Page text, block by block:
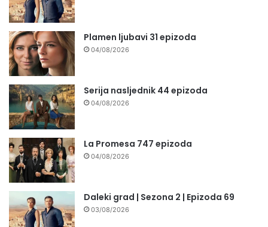
Plamen ljubavi 31 epizoda
04/08/2026
Serija nasljednik 44 epizoda
04/08/2026
La Promesa 747 epizoda
04/08/2026
Daleki grad | Sezona 2 | Epizoda 69
03/08/2026